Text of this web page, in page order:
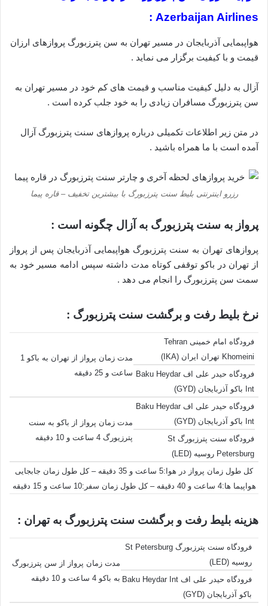
Azerbaijan Airlines :
هواپبمایی آذربایجان در مسیر تهران به سن پترزبورگ پروازهای ارزان
قیمت و با کیفیت برگزار می نماید .
آزال به دلیل کیفیت مناسب و قیمت های کم خود در مسیر تهران به
سن پترزبورگ مسافران زیادی را به خود جلب کرده است .
در متن زیر اطلاعات تکمیلی درباره پروازهای سنت پترزبورگ آزال
آمده است با ما همراه باشید .
رزرو اینترنتی بلیط سنت پترزبورگ با بیشترین تخفیف – قاره پیما
پرواز به سنت پترزبورگ به آزال چگونه است :
پروازهای تهران به سنت پترزبورگ هواپیمایی آذربایجان پس از پرواز
از تهران در باکو توقفی کوتاه مدت داشته سپس ادامه مسیر خود به
سمت سن پترزبورگ را انجام می دهد .
نرخ بلیط رفت و برگشت سنت پترزبورگ :
فرودگاه امام خمینی Tehran
Khomeini تهران ایران (IKA)
مدت زمان پرواز از تهران به باکو 1
ساعت و 25 دقیقه فرودگاه حیدر علی اف Baku Heydar
Int باکو آذربایجان (GYD)
فرودگاه حیدر علی اف Baku Heydar
Int باکو آذربایجان (GYD)
مدت زمان پرواز از باکو به سنت
پترزیورگ 4 ساعت و 10 دقیقه
فرودگاه سنت پترزبورگ St
Petersburg روسیه (LED)
کل طول زمان پرواز در هوا:5 ساعت و 35 دقیقه – کل طول زمان جابجایی
هواپیما ها:4 ساعت و 40 دقیقه – کل طول زمان سفر:10 ساعت و 15 دقیقه
هزینه بلیط رفت و برگشت سنت پترزبورگ به تهران :
فرودگاه سنت پترزبورگ St Petersburg
روسیه (LED)
مدت زمان پرواز از سن پترزبورگ
به باکو 4 ساعت و 10 دقیقه فرودگاه حیدر علی اف Baku Heydar Int
باکو آذربایجان (GYD)